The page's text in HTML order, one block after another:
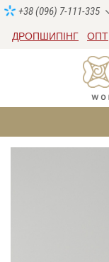
+38 (096) 7-111-335
ДРОПШИПІНГ ОПТ